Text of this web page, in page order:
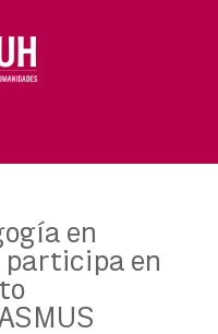
en
participa en